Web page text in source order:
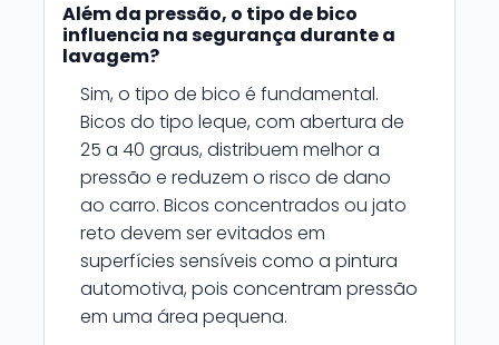
Além da pressão, o tipo de bico
influencia na segurança durante a
lavagem?
Sim, o tipo de bico é fundamental.
Bicos do tipo leque, com abertura de
25 a 40 graus, distribuem melhor a
pressão e reduzem o risco de dano
ao carro. Bicos concentrados ou jato
reto devem ser evitados em
superfícies sensíveis como a pintura
automotiva, pois concentram pressão
em uma área pequena.